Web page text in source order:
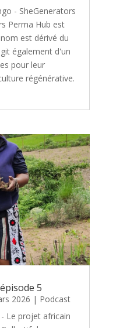
- SheGenerators
Perma Hub est
est dérivé du
également d'un
pour leur
régénérative.
5
2026 | Podcast
Le projet africain